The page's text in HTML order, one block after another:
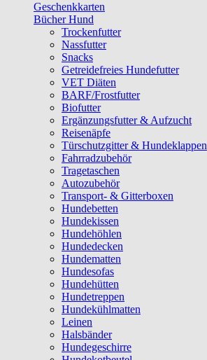
Geschenkkarten
Bücher Hund
Trockenfutter
Nassfutter
Snacks
Getreidefreies Hundefutter
VET Diäten
BARF/Frostfutter
Biofutter
Ergänzungsfutter & Aufzucht
Reisenäpfe
Türschutzgitter & Hundeklappen
Fahrradzubehör
Tragetaschen
Autozubehör
Transport- & Gitterboxen
Hundebetten
Hundekissen
Hundehöhlen
Hundedecken
Hundematten
Hundesofas
Hundehütten
Hundetreppen
Hundekühlmatten
Leinen
Halsbänder
Hundegeschirre